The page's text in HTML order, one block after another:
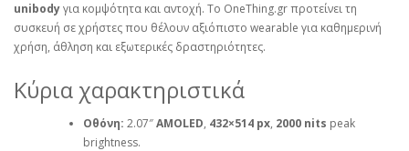
unibodyγια κομψότητα και αντοχή. Το OneThing.gr προτείνει τη
συσκευή σε χρήστες που θέλουν αξιόπιστο wearable για καθημερινή
χρήση, άθληση και εξωτερικές δραστηριότητες.
Κύρια χαρακτηριστικά
Οθόνη: 2.07″AMOLED, 432×514 px, 2000 nits peak
brightness.